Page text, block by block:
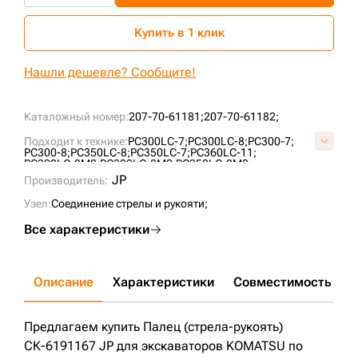
Каталожный номер:207-70-61181;207-70-61182;
Подходит к технике:PC300LC-7;PC300LC-8;PC300-7;
PC300-8;PC350LC-8;PC350LC-7;PC360LC-11;
PC390LC-8M0;PC300LC-8M0;PC350LC-8M0;
Производитель: JP
Узел:Соединение стрелы и рукояти;
Все характеристики
Купить в 1 клик
Нашли дешевле? Сообщите!
Описание Характеристики Совместимость
Предлагаем купить Палец (стрела-рукоять)
СК-6191167 JP для экскаваторов KOMATSU по